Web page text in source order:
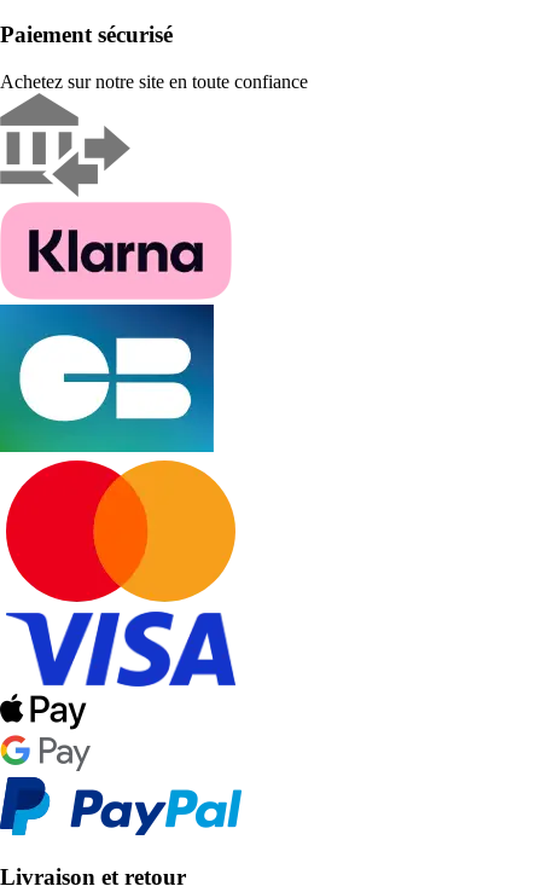
Paiement sécurisé
Achetez sur notre site en toute confiance
Livraison et retour